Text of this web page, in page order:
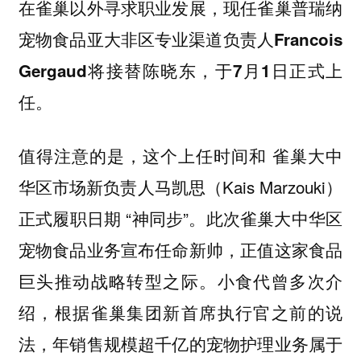
在雀巢以外寻求职业发展，现任雀巢普瑞纳
宠物食品亚大非区专业渠道负责人Francois
Gergaud将接替陈晓东，于7月1日正式上
任。
值得注意的是，这个上任时间和 雀巢大中
华区市场新负责人马凯思（Kais Marzouki）
正式履职日期 “神同步”。此次雀巢大中华区
宠物食品业务宣布任命新帅，正值这家食品
巨头推动战略转型之际。小食代曾多次介
绍，根据雀巢集团新首席执行官之前的说
法，年销售规模超千亿的宠物护理业务属于